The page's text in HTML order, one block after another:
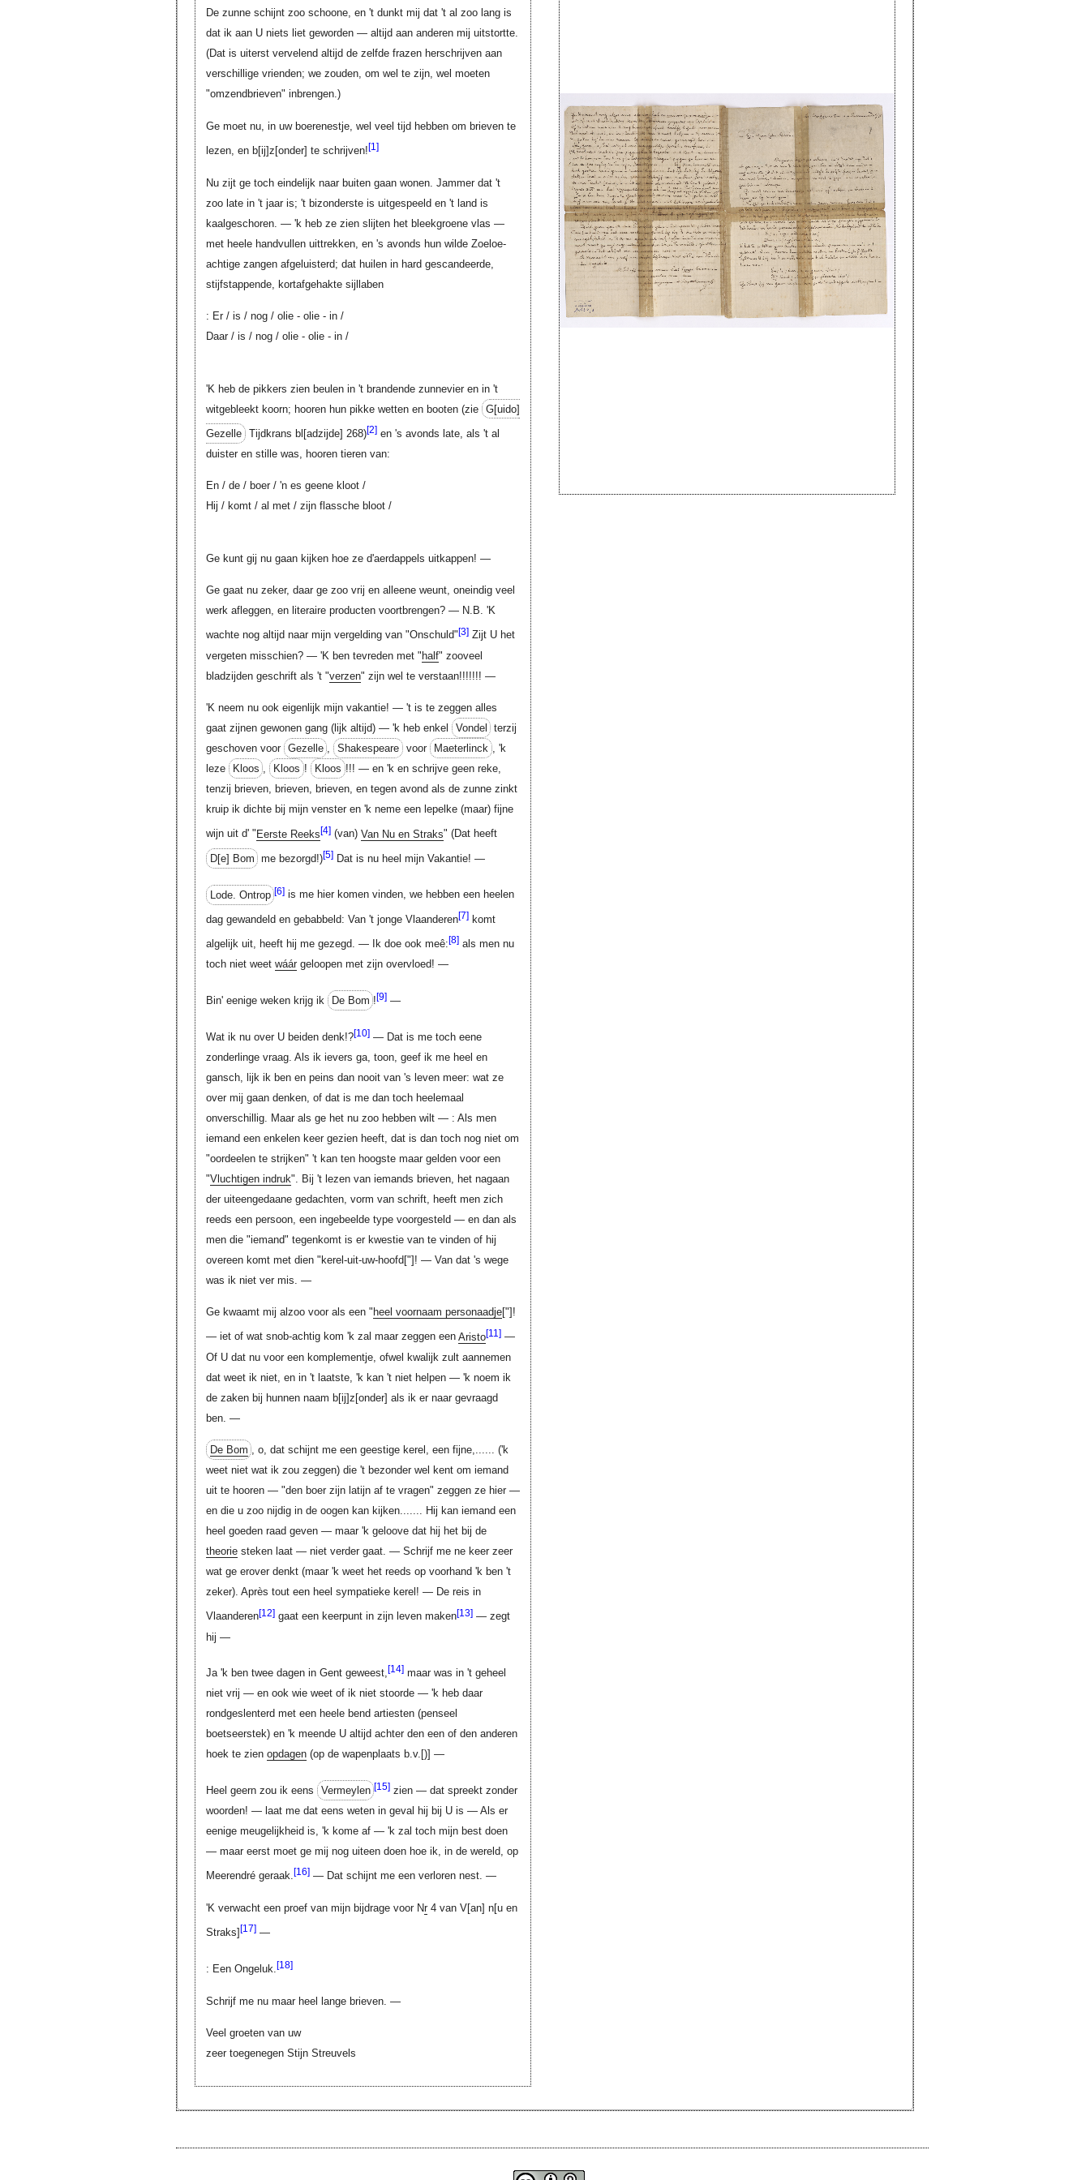
De zunne schijnt zoo schoone, en 't dunkt mij dat 't al zoo lang is
dat ik aan U niets liet geworden — altijd aan anderen mij uitstortte.
(Dat is uiterst vervelend altijd de zelfde frazen herschrijven aan
verschillige vrienden; we zouden, om wel te zijn, wel moeten
"omzendbrieven" inbrengen.)
Ge moet nu, in uw boerenestje, wel veel tijd hebben om brieven te
lezen, en b[ij]z[onder] te schrijven![1]
Nu zijt ge toch eindelijk naar buiten gaan wonen. Jammer dat 't
zoo late in 't jaar is; 't bizonderste is uitgespeeld en 't land is
kaalgeschoren. — 'k heb ze zien slijten het bleekgroene vlas —
met heele handvullen uittrekken, en 's avonds hun wilde Zoeloe-
achtige zangen afgeluisterd; dat huilen in hard gescandeerde,
stijfstappende, kortafgehakte sijllaben
: Er / is / nog / olie - olie - in /
Daar / is / nog / olie - olie - in /
'K heb de pikkers zien beulen in 't brandende zunnevier en in 't
witgebleekt koorn; hooren hun pikke wetten en booten (zie G[uido]
Gezelle Tijdkrans bl[adzijde] 268)[2]en 's avonds late, als 't al
duister en stille was, hooren tieren van:
En / de / boer / 'n es geene kloot /
Hij / komt / al met / zijn flassche bloot /
Ge kunt gij nu gaan kijken hoe ze d'aerdappels uitkappen! —
Ge gaat nu zeker, daar ge zoo vrij en alleene weunt, oneindig veel
werk afleggen, en literaire producten voortbrengen? — N.B. 'K
wachte nog altijd naar mijn vergelding van "Onschuld"[3]Zijt U het
vergeten misschien? — 'K ben tevreden met "half" zooveel
bladzijden geschrift als 't "verzen" zijn wel te verstaan!!!!!!! —
'K neem nu ook eigenlijk mijn vakantie! — 't is te zeggen alles
gaat zijnen gewonen gang (lijk altijd) — 'k heb enkel
Vondel
terzij
geschoven voor Gezelle , Shakespeare voor Maeterlinck , 'k
leze
Kloos , Kloos ! Kloos !!! — en 'k en schrijve geen reke,
tenzij brieven, brieven, brieven, en tegen avond als de zunne zinkt
kruip ik dichte bij mijn venster en 'k neme een lepelke (maar) fijne
wijn uit d' "Eerste Reeks[4](van) Van Nu en Straks" (Dat heeft
D[e] Bom me bezorgd!)[5] Dat is nu heel mijn Vakantie! —
Lode. Ontrop [6] is me hier komen vinden, we hebben een heelen
dag gewandeld en gebabbeld: Van 't jonge Vlaanderen[7]komt
algelijk uit, heeft hij me gezegd. — Ik doe ook meê:[8]als men nu
toch niet weet wáárgeloopen met zijn overvloed! —
Bin' eenige weken krijg ik De Bom ![9] —
Wat ik nu over U beiden denk!?[10]— Dat is me toch eene
zonderlinge vraag. Als ik ievers ga, toon, geef ik me heel en
gansch, lijk ik ben en peins dan nooit van 's leven meer: wat ze
over mij gaan denken, of dat is me dan toch heelemaal
onverschillig. Maar als ge het nu zoo hebben wilt — : Als men
iemand een enkelen keer gezien heeft, dat is dan toch nog niet om
"oordeelen te strijken" 't kan ten hoogste maar gelden voor een
"Vluchtigen indruk". Bij 't lezen van iemands brieven, het nagaan
der uiteengedaane gedachten, vorm van schrift, heeft men zich
reeds een persoon, een ingebeelde type voorgesteld — en dan als
men die "iemand" tegenkomt is er kwestie van te vinden of hij
overeen komt met dien "kerel-uit-uw-hoofd ["] ! — Van dat 's wege
was ik niet ver mis. —
Ge kwaamt mij alzoo voor als een " heel voornaam personaadje["] !
— iet of wat snob-achtig kom 'k zal maar zeggen een Aristo[11]—
Of U dat nu voor een komplementje, ofwel kwalijk zult aannemen
dat weet ik niet, en in 't laatste, 'k kan 't niet helpen — 'k noem ik
de zaken bij hunnen naam b[ij]z[onder] als ik er naar gevraagd
ben. —
De Bom , o, dat schijnt me een geestige kerel, een fijne,...... ('k
weet niet wat ik zou zeggen) die 't bezonder wel kent om iemand
uit te hooren — "den boer zijn latijn af te vragen" zeggen ze hier —
en die u zoo nijdig in de oogen kan kijken....... Hij kan iemand een
heel goeden raad geven — maar 'k geloove dat hij het bij de
theoriesteken laat — niet verder gaat. — Schrijf me ne keer zeer
wat ge erover denkt (maar 'k weet het reeds op voorhand 'k ben 't
zeker). Après tout een heel sympatieke kerel! — De reis in
Vlaanderen[12]gaat een keerpunt in zijn leven maken[13]— zegt
hij —
Ja 'k ben twee dagen in Gent geweest,[14]maar was in 't geheel
niet vrij — en ook wie weet of ik niet stoorde — 'k heb daar
rondgeslenterd met een heele bend artiesten (penseel
boetseerstek) en 'k meende U altijd achter den een of den anderen
hoek te zien opdagen(op de wapenplaats b.v. [)] —
Heel geern zou ik eens Vermeylen [15] zien — dat spreekt zonder
woorden! — laat me dat eens weten in geval hij bij U is — Als er
eenige meugelijkheid is, 'k kome af — 'k zal toch mijn best doen
— maar eerst moet ge mij nog uiteen doen hoe ik, in de wereld, op
Meerendré geraak.[16]— Dat schijnt me een verloren nest. —
'K verwacht een proef van mijn bijdrage voor Nr4 van V[an] n[u en
Straks][17]—
: Een Ongeluk.[18]
Schrijf me nu maar heel lange brieven. —
Veel groeten van uw
zeer toegenegen Stijn Streuvels